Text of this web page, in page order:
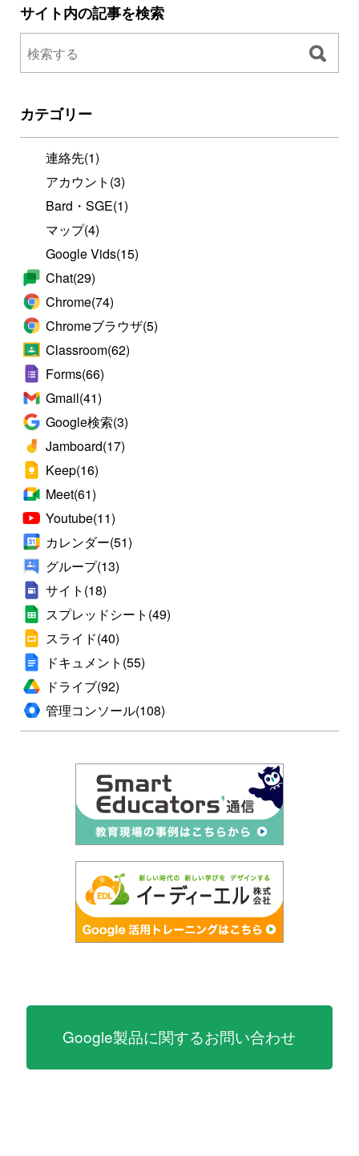
サイト内の記事を検索
カテゴリー
連絡先(1)
アカウント (3)
Bard・SGE(1)
マップ(4)
Google Vids(15)
Chat(29)
Chrome(74)
Chromeブラウザ(5)
Classroom(62)
Forms(66)
Gmail(41)
Google検索(3)
Jamboard(17)
Keep(16)
Meet(61)
Youtube(11)
カレンダー(51)
グループ(13)
サイト (18)
スプレッドシート (49)
スライド(40)
ドキュメント (55)
ドライブ(92)
管理コンソール(108)
Google製品に関するお問い合わせ